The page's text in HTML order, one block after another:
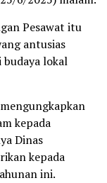
Pesawat itu
antusias
budaya lokal
kepada
Dinas
kepada
ini.